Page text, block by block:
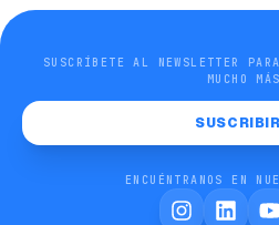
SUSCRÍBETE AL NEWSLETTER
MUCHO
ENCUÉNTRANOS EN